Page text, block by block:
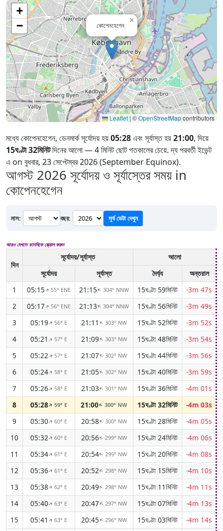
কোপেনহেগেন
×
+
−
Leaflet | ©OpenStreetMapcontributors
মধ্যে কোপেনহেগেন, ডেনমার্ক সূর্যোদয় হয়05:28এবং সূর্যাস্ত হয়21:00, দিয়ে
15ঘণ্টা 32মিনিটদিনের আলো — 4 মিনিট ছোট গতকালের চেয়ে. দ্য পরবর্তী ইভেন্ট
এ on বুধবার, 23 সেপ্টেম্বর 2026 (September Equinox).
আগস্ট 2026 সূর্যোদয় ও সূর্যাস্তের সময় in
কোপেনহেগেন
মাস: বছর: সূর্য ডেটা দেখুন
আরও দেখতে ডানদিকে স্ক্রোল করুন
দিন
সূর্যোদয়/সূর্যাস্ত আলো
সূর্যোদয়
সূর্যাস্ত দৈর্ঘ্য অন্তরাল
1
05:15↑55° ENE 21:15↑304° NNW 15ঘণ্টা 59মিনিট
-3m 47s
2
05:17↑56° ENE 21:13↑304° NNW 15ঘণ্টা 56মিনিট
-3m 49s
3
05:19↑56° E 21:11↑303° NW 15ঘণ্টা 52মিনিট
-3m 52s
4
05:21↑57° E 21:09↑303° NW 15ঘণ্টা 48মিনিট
-3m 54s
5
05:22↑57° E 21:07↑302° NW 15ঘণ্টা 44মিনিট
-3m 56s
6
05:24↑58° E 21:05↑302° NW 15ঘণ্টা 40মিনিট
-3m 59s
7
05:26↑58° E 21:03↑301° NW 15ঘণ্টা 36মিনিট
-4m 01s
8
05:28↑59° E 21:00↑300° NW 15ঘণ্টা 32মিনিট
-4m 03s
9
05:30↑60° E 20:58↑300° NW 15ঘণ্টা 28মিনিট
-4m 05s
10
05:32↑60° E 20:56↑299° NW 15ঘণ্টা 24মিনিট
-4m 06s
11
05:34↑61° E 20:54↑299° NW 15ঘণ্টা 20মিনিট
-4m 08s
12
05:36↑61° E 20:52↑298° NW 15ঘণ্টা 15মিনিট
-4m 10s
13
05:38↑62° E 20:49↑298° NW 15ঘণ্টা 11মিনিট
-4m 11s
14
05:40↑63° E 20:47↑297° NW 15ঘণ্টা 07মিনিট
-4m 13s
15
05:41 ↑63° E 20:45↑296° NW 15ঘণ্টা 03মিনিট
-4m 14s